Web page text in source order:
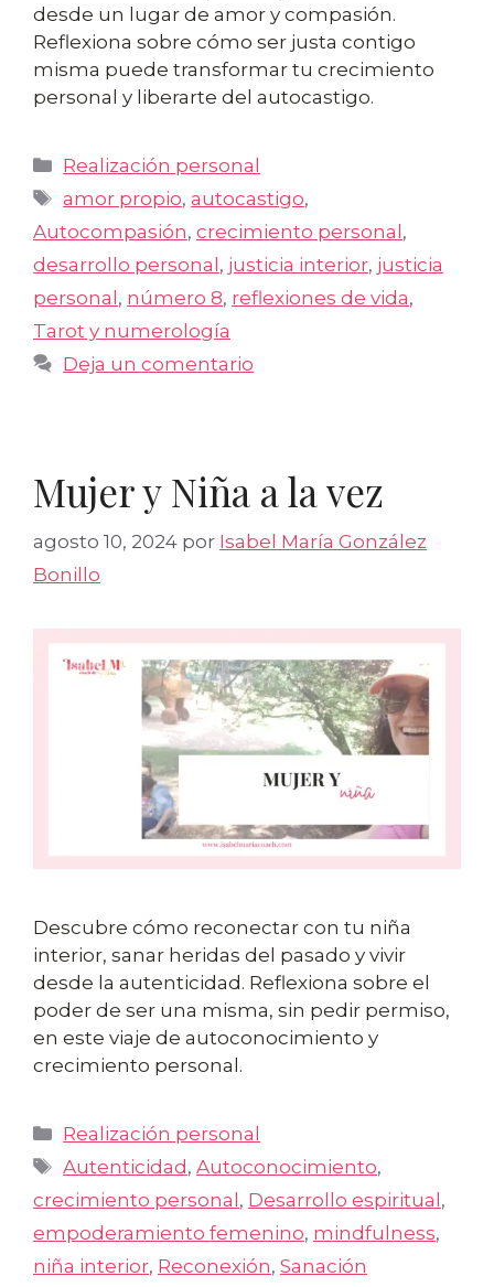
desde un lugar de amor y compasión.
Reflexiona sobre cómo ser justa contigo
misma puede transformar tu crecimiento
personal y liberarte del autocastigo.
Categorías
Realización personal
Etiquetas
amor propio,autocastigo,
Autocompasión, crecimiento personal ,
desarrollo personal , justicia interior, justicia
personal , número 8, reflexiones de vida,
Tarot y numerología
Deja un comentario
Mujer y Niña a la vez
agosto 10, 2024 por Isabel María González
Bonillo
Descubre cómo reconectar con tu niña
interior, sanar heridas del pasado y vivir
desde la autenticidad. Reflexiona sobre el
poder de ser una misma, sin pedir permiso,
en este viaje de autoconocimiento y
crecimiento personal.
Categorías
Realización personal
Etiquetas
Autenticidad ,Autoconocimiento,
crecimiento personal , Desarrollo espiritual ,
empoderamiento femenino, mindfulness,
niña interior, Reconexión, Sanación